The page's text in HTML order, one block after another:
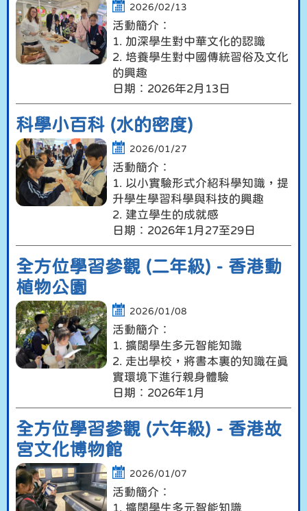
2026/02/13
活動簡介︰
1. 加深學生對中華文化的認識
2. 培養學生對中國傳統習俗及文化
的興趣
日期︰2026年2月13日
科學小百科 (水的密度)
2026/01/27
活動簡介︰
1. 以小實驗形式介紹科學知識，提
升學生學習科學與科技的興趣
2. 建立學生的成就感
日期︰2026年1月27至29日
全方位學習參觀 (二年級) - 香港動
植物公園
2026/01/08
活動簡介︰
1. 擴闊學生多元智能知識
2. 走出學校，將書本裏的知識在真
實環境下進行親身體驗
日期︰2026年1月
全方位學習參觀 (六年級) - 香港故
宮文化博物館
2026/01/07
活動簡介︰
1. 擴闊學生多元智能知識